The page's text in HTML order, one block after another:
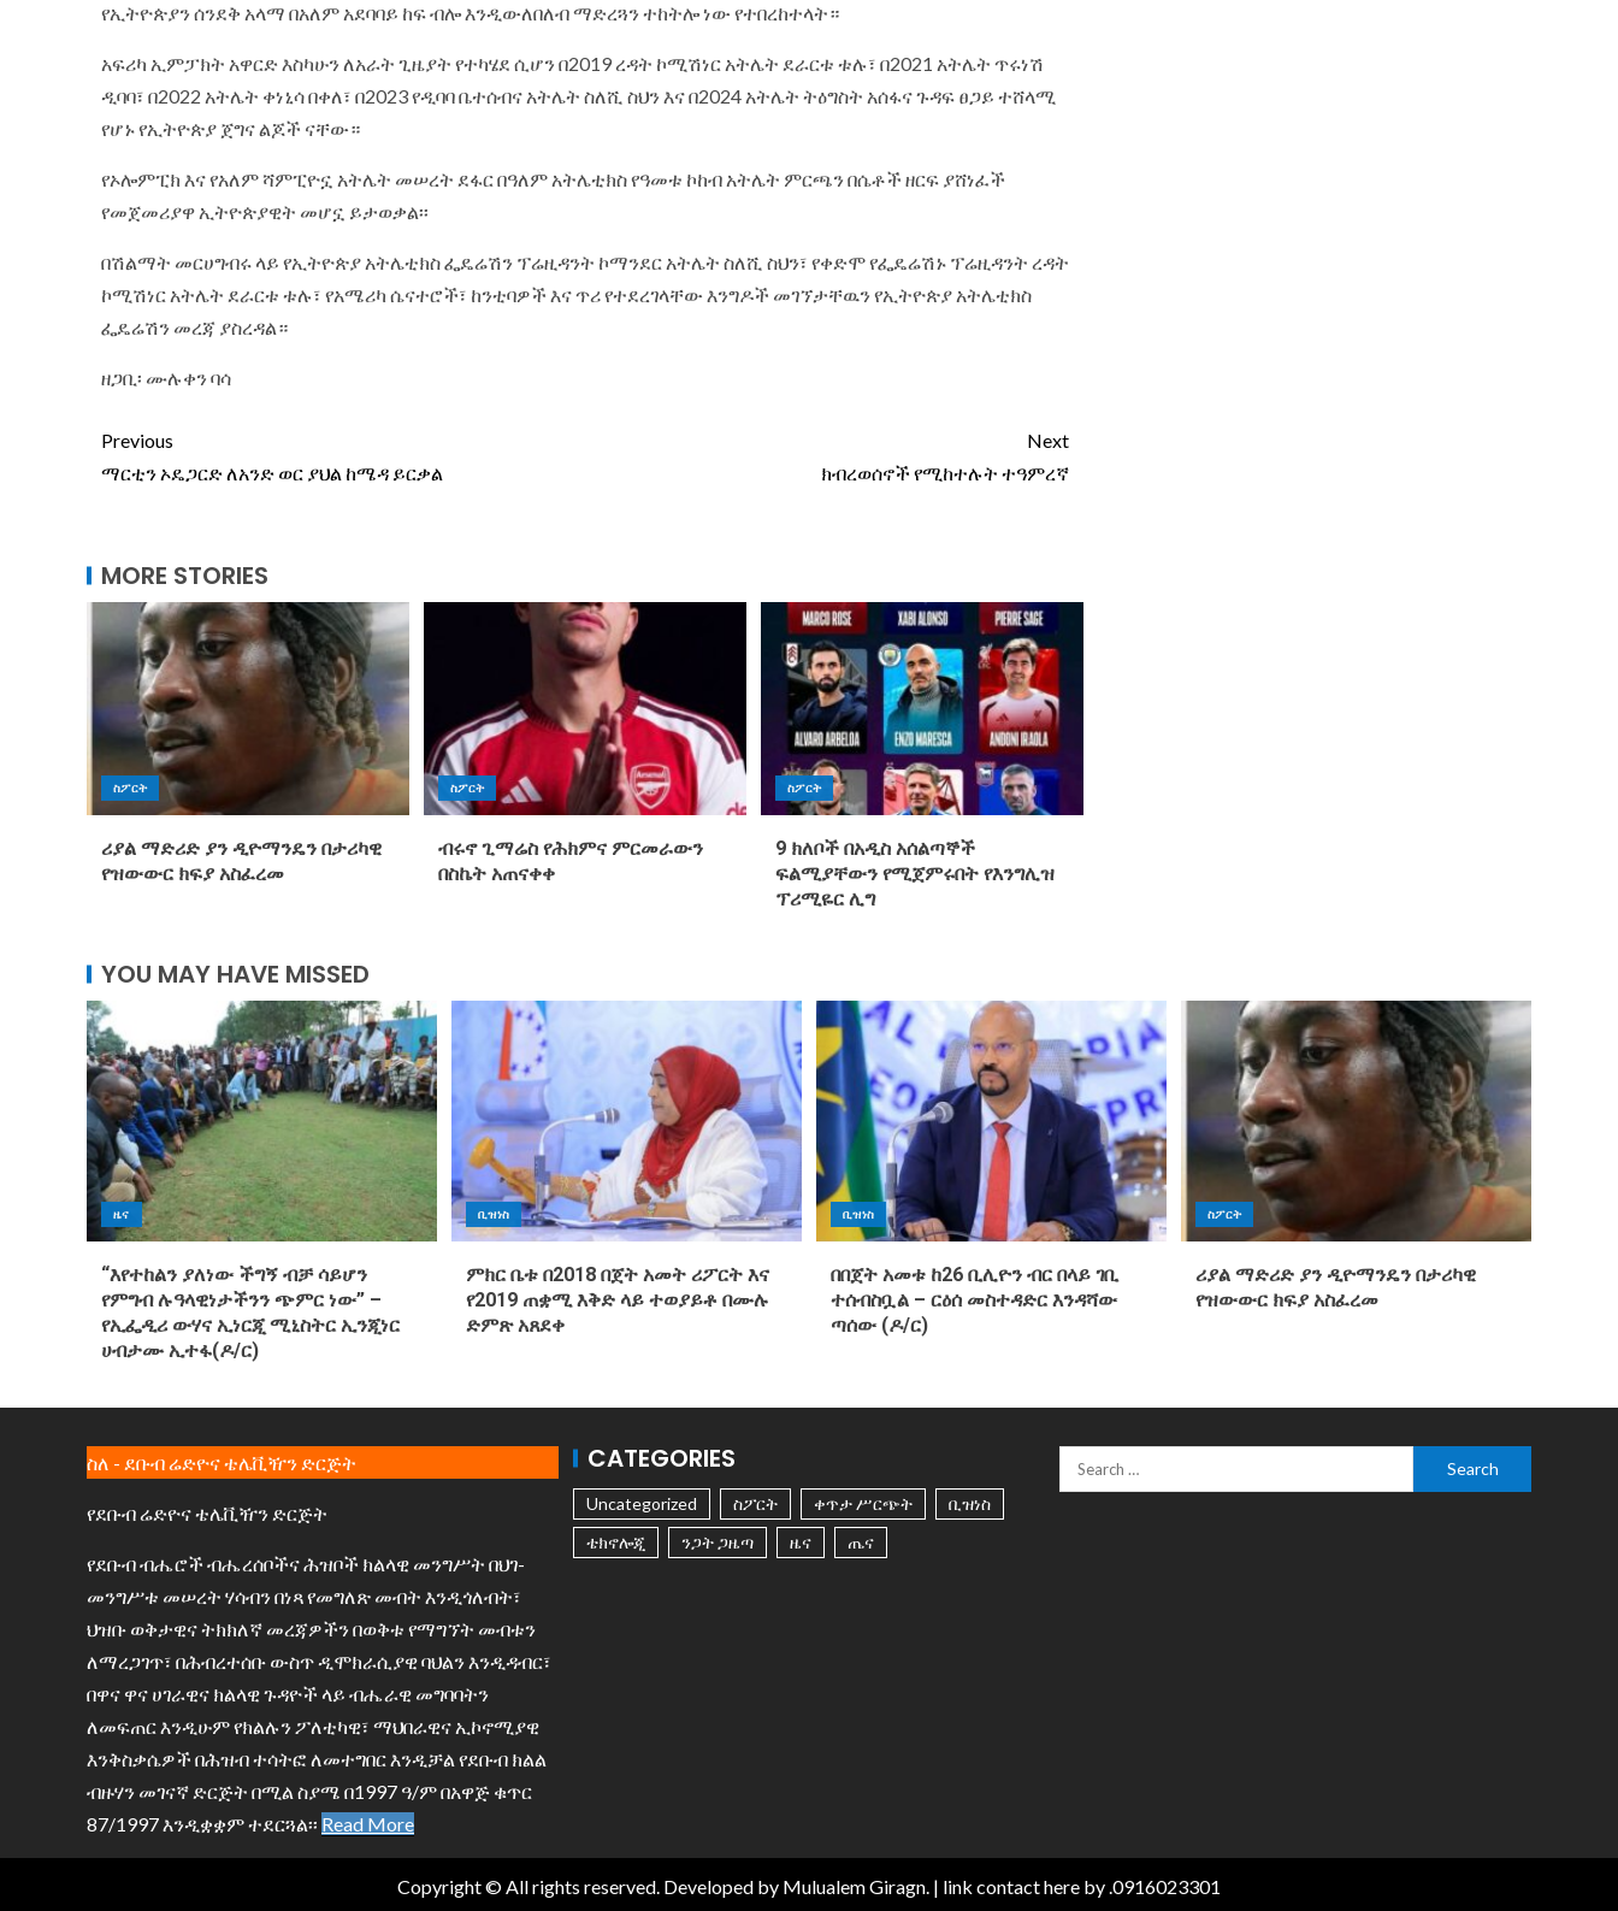
የኢትዮጵያን ሰንደቅ አላማ በአለም አደባባይ ከፍ ብሎ እንዲውለበለብ ማድረጓን ተከትሎ ነው የተበረከተላት።
አፍሪካ ኢምፓክት አዋርድ እስካሁን ለአራት ጊዜያት የተካሄደ ሲሆን በ2019 ረዳት ኮሚሽነር አትሌት ደራርቱ ቱሉ፣ በ2021 አትሌት ጥሩነሽ
ዲባባ፣ በ2022 አትሌት ቀነኒሳ በቀለ፣ በ2023 የዲባባ ቤተሰብና አትሌት ስለሺ ስህን እና በ2024 አትሌት ትዕግስት አሰፋና ጉዳፍ ፀጋይ ተሸላሚ
የሆኑ የኢትዮጵያ ጀግና ልጆች ናቸው።
የኦሎምፒክ እና የአለም ሻምፒዮኗ አትሌት መሠረት ደፋር በዓለም አትሌቲክስ የዓመቱ ኮከብ አትሌት ምርጫን በሴቶች ዘርፍ ያሸነፈች
የመጀመሪያዋ ኢትዮጵያዊት መሆኗ ይታወቃል፡፡
በሽልማት መርሀግብሩ ላይ የኢትዮጵያ አትሌቲክስ ፌዴሬሽን ፕሬዚዳንት ኮማንደር አትሌት ስለሺ ስህን፣ የቀድሞ የፌዴሬሽኑ ፕሬዚዳንት ረዳት
ኮሚሽነር አትሌት ደራርቱ ቱሉ፣ የአሜሪካ ሴናተሮች፣ ከንቲባዎች እና ጥሪ የተደረገላቸው እንግዶች መገኘታቸዉን የኢትዮጵያ አትሌቲክስ
ፌዴሬሽን መረጃ ያስረዳል።
ዘጋቢ፡ ሙሉቀን ባሳ
Previous
ማርቲን ኦዴጋርድ ለአንድ ወር ያህል ከሜዳ ይርቃል
Next
ክብረወሰኖች የሚከተሉት ተዓምረኛ
MORE STORIES
ስፖርት
ሪያል ማድሪድ ያን ዲዮማንዴን በታሪካዊ
የዝውውር ክፍያ አስፈረመ
ስፖርት
ብሩኖ ጊማሬስ የሕክምና ምርመራውን
በስኬት አጠናቀቀ
ስፖርት
9 ክለቦች በአዲስ አሰልጣኞች
ፍልሚያቸውን የሚጀምሩበት የእንግሊዝ
ፕሪሚዬር ሊግ
YOU MAY HAVE MISSED
ዜና
“እየተከልን ያለነው ችግኝ ብቻ ሳይሆን
የምግብ ሉዓላዊነታችንን ጭምር ነው” –
የኢፌዲሪ ውሃና ኢነርጂ ሚኒስትር ኢንጂነር
ሀብታሙ ኢተፋ(ዶ/ር)
ቢዝነስ
ምክር ቤቱ በ2018 በጀት አመት ሪፖርት እና
የ2019 ጠቋሚ እቅድ ላይ ተወያይቶ በሙሉ
ድምጽ አጸደቀ
ቢዝነስ
በበጀት አመቱ ከ26 ቢሊዮን ብር በላይ ገቢ
ተሰብስቧል – ርዕሰ መስተዳድር እንዳሻው
ጣሰው (ዶ/ር)
ስፖርት
ሪያል ማድሪድ ያን ዲዮማንዴን በታሪካዊ
የዝውውር ክፍያ አስፈረመ
ስለ - ደቡብ ሬድዮና ቴሌቪዥን ድርጅት
የደቡብ ሬድዮና ቴሌቪዥን ድርጅት
የደቡብ ብሔሮች ብሔረሰቦችና ሕዝቦች ክልላዊ መንግሥት በህገ-
መንግሥቱ መሠረት ሃሳብን በነጻ የመግለጽ መብት እንዲጎለብት፣
ህዝቡ ወቅታዊና ትክክለኛ መረጃዎችን በወቅቱ የማግኘት መብቱን
ለማረጋገጥ፣ በሕብረተሰቡ ውስጥ ዲሞክራሲያዊ ባህልን እንዲዳብር፣
በዋና ዋና ሀገራዊና ክልላዊ ጉዳዮች ላይ ብሔራዊ መግባባትን
ለመፍጠር እንዲሁም የክልሉን ፖለቲካዊ፣ ማህበራዊና ኢኮኖሚያዊ
እንቅስቃሴዎች በሕዝብ ተሳትፎ ለመተግበር እንዲቻል የደቡብ ክልል
ብዙሃን መገናኛ ድርጅት በሚል ስያሜ በ1997 ዓ/ም በአዋጅ ቁጥር
87/1997 እንዲቋቋም ተደርጓል፡፡ Read More
CATEGORIES
Uncategorized ስፖርት ቀጥታ ሥርጭት
ቢዝነስ
ቴክኖሎጂ
ንጋት ጋዜጣ ዜና ጤና
Copyright © All rights reserved. Developed by Mulualem Giragn. | link contact here by .0916023301